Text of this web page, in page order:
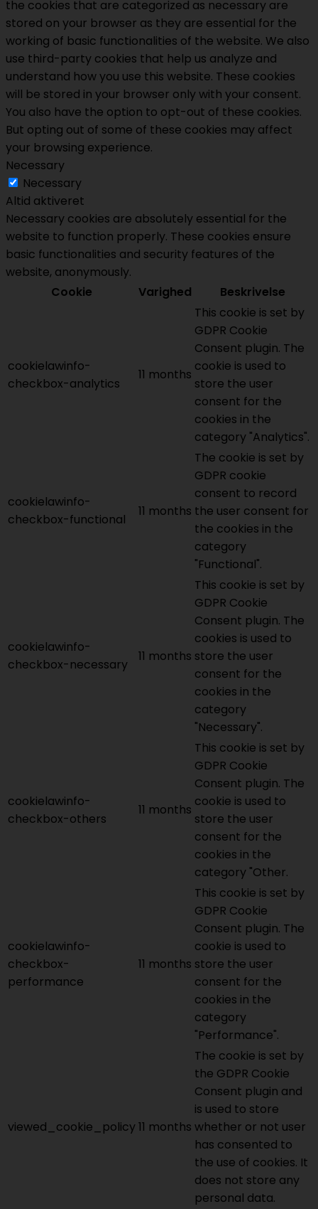
the cookies that are categorized as necessary are
stored on your browser as they are essential for the
working of basic functionalities of the website. We also
use third-party cookies that help us analyze and
understand how you use this website. These cookies
will be stored in your browser only with your consent.
You also have the option to opt-out of these cookies.
But opting out of some of these cookies may affect
your browsing experience.
Necessary
Necessary
Altid aktiveret
Necessary cookies are absolutely essential for the
website to function properly. These cookies ensure
basic functionalities and security features of the
website, anonymously.
Cookie
Varighed Beskrivelse
cookielawinfo-
checkbox-analytics
11 months
This cookie is set by
GDPR Cookie
Consent plugin. The
cookie is used to
store the user
consent for the
cookies in the
category "Analytics".
cookielawinfo-
checkbox-functional
11 months
The cookie is set by
GDPR cookie
consent to record
the user consent for
the cookies in the
category
"Functional".
cookielawinfo-
checkbox-necessary
11 months
This cookie is set by
GDPR Cookie
Consent plugin. The
cookies is used to
store the user
consent for the
cookies in the
category
"Necessary".
cookielawinfo-
checkbox-others
11 months
This cookie is set by
GDPR Cookie
Consent plugin. The
cookie is used to
store the user
consent for the
cookies in the
category "Other.
cookielawinfo-
checkbox-
performance
11 months
This cookie is set by
GDPR Cookie
Consent plugin. The
cookie is used to
store the user
consent for the
cookies in the
category
"Performance".
viewed_cookie_policy11 months
The cookie is set by
the GDPR Cookie
Consent plugin and
is used to store
whether or not user
has consented to
the use of cookies. It
does not store any
personal data.